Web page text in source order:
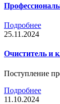
Подробнее
25.11.2024
Очиститель и
Поступление
Подробнее
11.10.2024